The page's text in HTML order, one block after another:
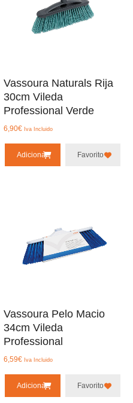
Vassoura Naturals Rija
30cm Vileda
Professional Verde
6,90€ Iva Incluido
Adicionar Favorito
Vassoura Pelo Macio
34cm Vileda
Professional
6,59€ Iva Incluido
Adicionar Favorito